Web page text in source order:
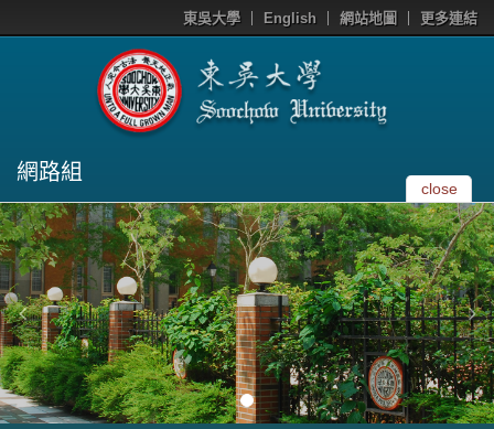
東吳大學 English 網站地圖 更多連結
網路組
close